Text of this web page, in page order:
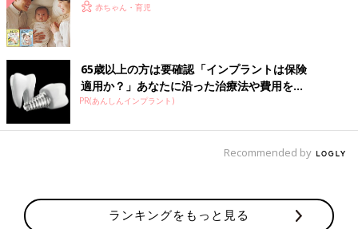
赤ちゃん・育児
65歳以上の方は要確認「インプラントは保険
適用か？」あなたに沿った治療法や費用を...
PR(あんしんインプラント)
Recommended by
ランキングをもっと見る